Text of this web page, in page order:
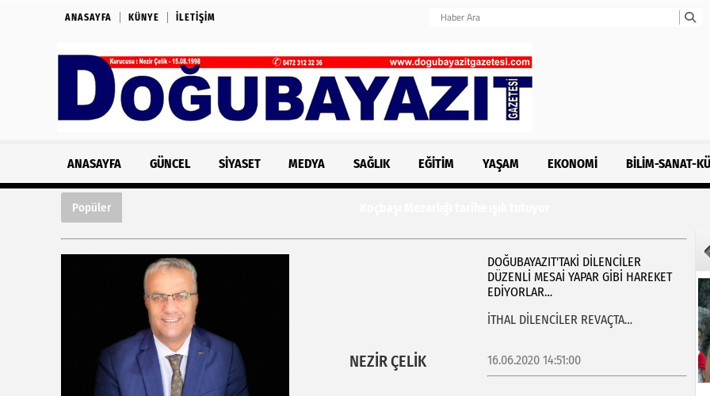
ANASAYFA KÜNYE İLETIŞIM
ANASAYFA GÜNCEL SIYASET MEDYA SAĞLIK EĞITIM YAŞAM EKONOMI BILIM-SANAT-
Popüler
NEZİR ÇELİK
DOĞUBAYAZIT'TAKİ DİLENCİLER
DÜZENLİ MESAİ YAPAR GİBİ HAREKET
EDİYORLAR…
İTHAL DİLENCİLER REVAÇTA…
16.06.2020 14:51:00